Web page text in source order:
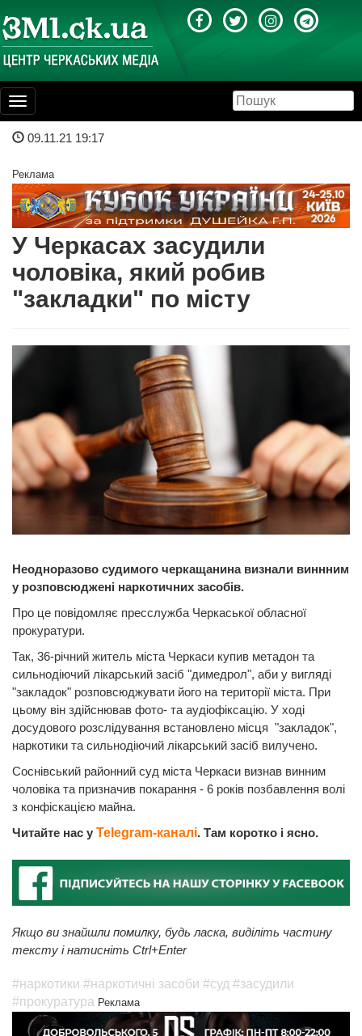
Toggle
navigation
09.11.21 19:17
Реклама
У Черкасах засудили
чоловіка, який робив
"закладки" по місту
Неодноразово судимого черкащанина визнали виннним
у розповсюджені наркотичних засобів.
Про це повідомляє пресслужба Черкаської обласної
прокуратури.
Так, 36-річний житель міста Черкаси купив метадон та
сильнодіючий лікарський засіб "димедрол", аби у вигляді
"закладок" розповсюджувати його на території міста. При
цьому він здійснював фото- та аудіофіксацію. У ході
досудового розслідування встановлено місця "закладок",
наркотики та сильнодіючий лікарський засіб вилучено.
Соснівський районний суд міста Черкаси визнав винним
чоловіка та призначив покарання - 6 років позбавлення волі
з конфіскацією майна.
Читайте нас у Telegram-каналі. Там коротко і ясно.
Якщо ви знайшли помилку, будь ласка, виділіть частину
тексту і натисніть Ctrl+Enter
#наркотики #наркотичні засоби #суд #засудили
#прокуратура Реклама